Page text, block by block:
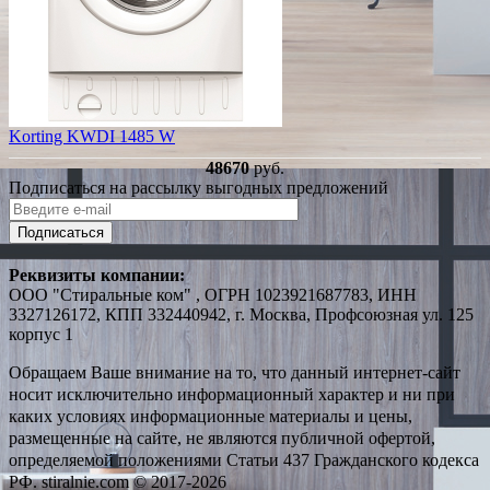
Korting KWDI 1485 W
48670руб.
Подписаться на рассылку выгодных предложений
Подписаться
Реквизиты компании:
ООО "Стиральные ком" , ОГРН 1023921687783, ИНН
3327126172, КПП 332440942, г. Москва, Профсоюзная ул. 125
корпус 1
Обращаем Ваше внимание на то, что данный интернет-сайт
носит исключительно информационный характер и ни при
каких условиях информационные материалы и цены,
размещенные на сайте, не являются публичной офертой,
определяемой положениями Статьи 437 Гражданского кодекса
РФ. stiralnie.com © 2017-2026